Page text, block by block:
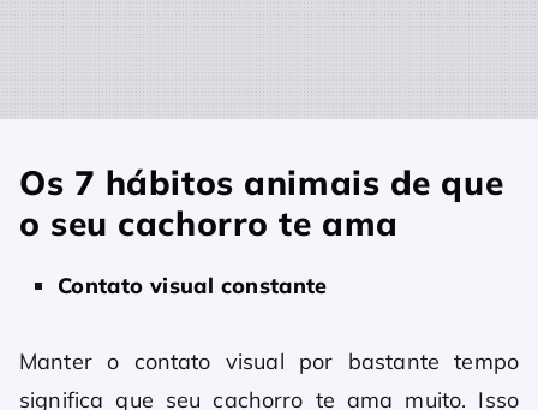
Os 7 hábitos animais de que
o seu cachorro te ama
Contato visual constante
Manter o contato visual por bastante tempo
significa que seu cachorro te ama muito. Isso